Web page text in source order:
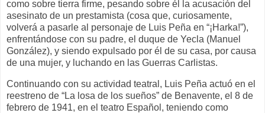
como sobre tierra firme, pesando sobre él la acusación del
asesinato de un prestamista (cosa que, curiosamente,
volverá a pasarle al personaje de Luis Peña en “¡Harka!”),
enfrentándose con su padre, el duque de Yecla (Manuel
González), y siendo expulsado por él de su casa, por causa
de una mujer, y luchando en las Guerras Carlistas.
Continuando con su actividad teatral, Luis Peña actuó en el
reestreno de “La losa de los sueños” de Benavente, el 8 de
febrero de 1941, en el teatro Español, teniendo como